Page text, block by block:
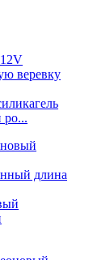
ро...